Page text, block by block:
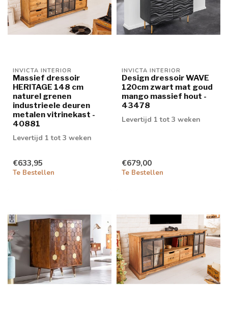
INVICTA INTERIOR
Massief dressoir
HERITAGE 148 cm
naturel grenen
industrieele deuren
metalen vitrinekast -
40881
Levertijd 1 tot 3 weken
€633,95
Te Bestellen
INVICTA INTERIOR
Design dressoir WAVE
120cm zwart mat goud
mango massief hout -
43478
Levertijd 1 tot 3 weken
€679,00
Te Bestellen